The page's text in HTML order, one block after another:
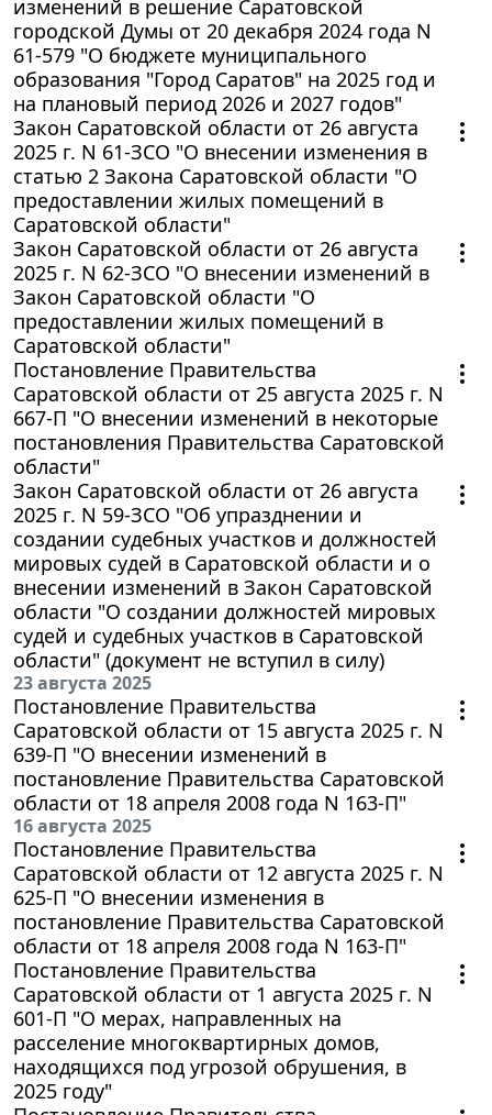
изменений в решение Саратовской
городской Думы от 20 декабря 2024 года N
61-579 "О бюджете муниципального
образования "Город Саратов" на 2025 год и
на плановый период 2026 и 2027 годов"
Закон Саратовской области от 26 августа
2025 г. N 61-ЗСО "О внесении изменения в
статью 2 Закона Саратовской области "О
предоставлении жилых помещений в
Саратовской области"
Закон Саратовской области от 26 августа
2025 г. N 62-ЗСО "О внесении изменений в
Закон Саратовской области "О
предоставлении жилых помещений в
Саратовской области"
Постановление Правительства
Саратовской области от 25 августа 2025 г. N
667-П "О внесении изменений в некоторые
постановления Правительства Саратовской
области"
Закон Саратовской области от 26 августа
2025 г. N 59-ЗСО "Об упразднении и
создании судебных участков и должностей
мировых судей в Саратовской области и о
внесении изменений в Закон Саратовской
области "О создании должностей мировых
судей и судебных участков в Саратовской
области" (документ не вступил в силу)
23 августа 2025
Постановление Правительства
Саратовской области от 15 августа 2025 г. N
639-П "О внесении изменений в
постановление Правительства Саратовской
области от 18 апреля 2008 года N 163-П"
16 августа 2025
Постановление Правительства
Саратовской области от 12 августа 2025 г. N
625-П "О внесении изменения в
постановление Правительства Саратовской
области от 18 апреля 2008 года N 163-П"
Постановление Правительства
Саратовской области от 1 августа 2025 г. N
601-П "О мерах, направленных на
расселение многоквартирных домов,
находящихся под угрозой обрушения, в
2025 году"